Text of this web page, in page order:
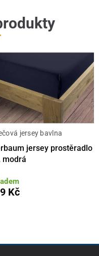
jersey bavlna
jersey prostěradlo
modrá
Kč